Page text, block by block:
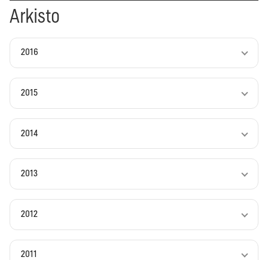
Arkisto
2016
2015
2014
2013
2012
2011